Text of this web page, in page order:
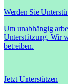
Werden Sie
Um unabhängig
Unterstützung. Wir
betreiben.
Jetzt Unterstützen